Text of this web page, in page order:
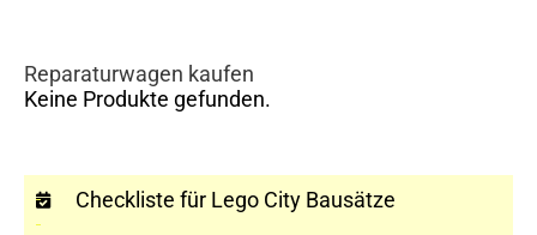
Reparaturwagen kaufen
Keine Produkte gefunden.
Checkliste für Lego City Bausätze